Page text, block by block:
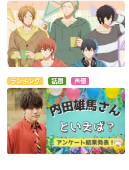
ランキング 話題 声優